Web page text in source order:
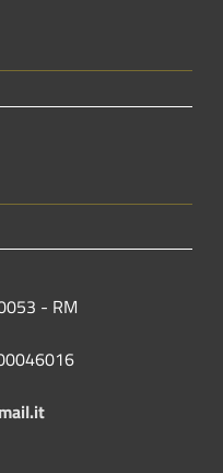
- RM